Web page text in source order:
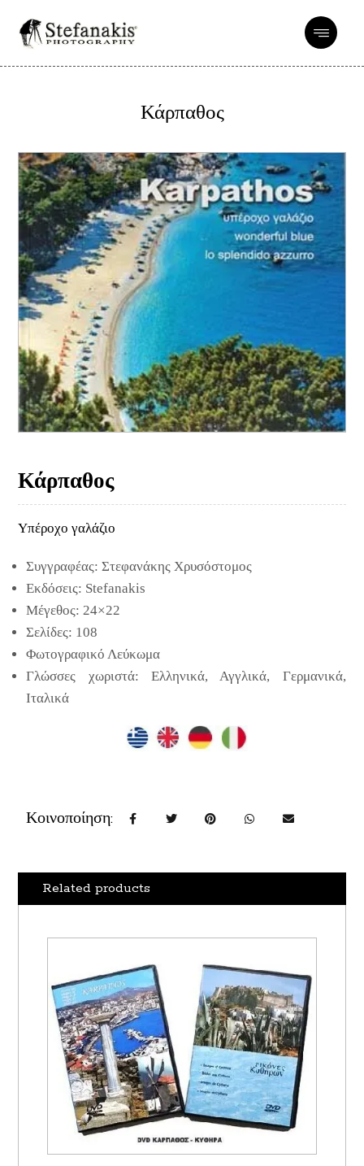
Κάρπαθος
Κάρπαθος
Υπέροχο γαλάζιο
Συγγραφέας: Στεφανάκης Χρυσόστομος
Εκδόσεις: Stefanakis
Μέγεθος: 24×22
Σελίδες: 108
Φωτογραφικό Λεύκωμα
Γλώσσες χωριστά: Ελληνικά, Αγγλικά, Γερμανικά,
Ιταλικά
Related products